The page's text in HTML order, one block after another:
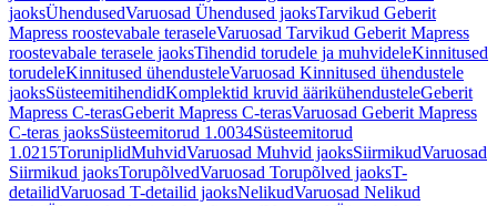
jaoksÜhendusedVaruosad Ühendused jaoksTarvikud Geberit
Mapress roostevabale teraseleVaruosad Tarvikud Geberit Mapress
roostevabale terasele jaoksTihendid torudele ja muhvideleKinnitused
torudeleKinnitused ühendusteleVaruosad Kinnitused ühendustele
jaoksSüsteemitihendidKomplektid kruvid äärikühendusteleGeberit
Mapress C-terasGeberit Mapress C-terasVaruosad Geberit Mapress
C-teras jaoksSüsteemitorud 1.0034Süsteemitorud
1.0215ToruniplidMuhvidVaruosad Muhvid jaoksSiirmikudVaruosad
Siirmikud jaoksTorupõlvedVaruosad Torupõlved jaoksT-
detailidVaruosad T-detailid jaoksNelikudVaruosad Nelikud